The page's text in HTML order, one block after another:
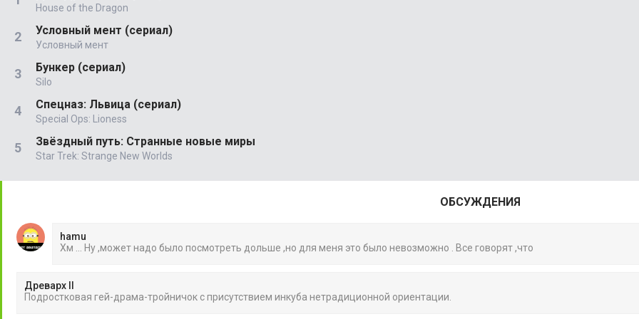
House of the Dragon
Условный мент (сериал)
Условный мент
Бункер (сериал)
Silo
Спецназ: Львица (сериал)
Special Ops: Lioness
Звёздный путь: Странные новые миры
Star Trek: Strange New Worlds
ОБСУЖДЕНИЯ
hamu
Хм ... Ну ,может надо было посмотреть дольше ,но для меня это было невозможно . Все говорят ,что
Древарх II
Подростковая гей-драма-тройничок с присутствием инкуба нетрадиционной ориентации.